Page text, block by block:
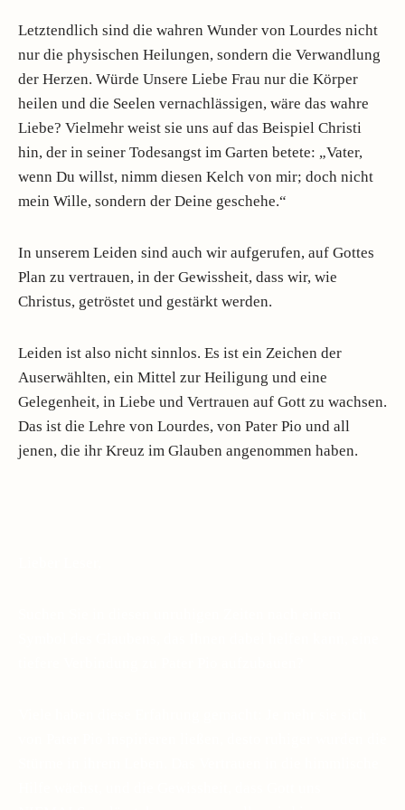
Letztendlich sind die wahren Wunder von Lourdes nicht
nur die physischen Heilungen, sondern die Verwandlung
der Herzen. Würde Unsere Liebe Frau nur die Körper
heilen und die Seelen vernachlässigen, wäre das wahre
Liebe? Vielmehr weist sie uns auf das Beispiel Christi
hin, der in seiner Todesangst im Garten betete: „Vater,
wenn Du willst, nimm diesen Kelch von mir; doch nicht
mein Wille, sondern der Deine geschehe.“
In unserem Leiden sind auch wir aufgerufen, auf Gottes
Plan zu vertrauen, in der Gewissheit, dass wir, wie
Christus, getröstet und gestärkt werden.
Leiden ist also nicht sinnlos. Es ist ein Zeichen der
Auserwählten, ein Mittel zur Heiligung und eine
Gelegenheit, in Liebe und Vertrauen auf Gott zu wachsen.
Das ist die Lehre von Lourdes, von Pater Pio und all
jenen, die ihr Kreuz im Glauben angenommen haben.